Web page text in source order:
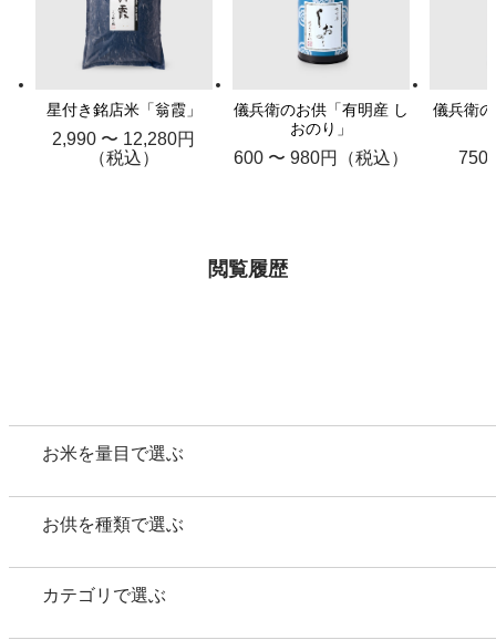
星付き銘店米「翁霞」
2,990 〜 12,280円
（税込）
儀兵衛のお供「有明産 し
おのり」
600 〜 980円（税込）
儀兵衛
750
閲覧履歴
お米を量目で選ぶ
お供を種類で選ぶ
カテゴリで選ぶ